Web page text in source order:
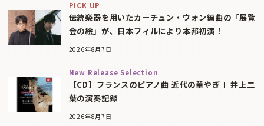
PICK UP
伝統楽器を用いたカーチュン・ウォン編曲の「展覧
会の絵」が、日本フィルにより本邦初演！
2026年8月7日
New Release Selection
【CD】フランスのピアノ曲 近代の華やぎⅠ 井上二
葉の演奏記録
2026年8月7日